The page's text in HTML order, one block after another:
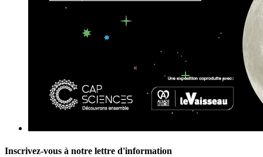
Inscrivez-vous à notre lettre d'information